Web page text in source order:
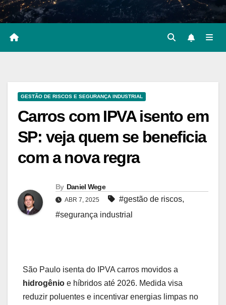
GESTÃO DE RISCOS E SEGURANÇA INDUSTRIAL
Carros com IPVA isento em
SP: veja quem se beneficia
com a nova regra
By Daniel Wege
ABR 7, 2025 #gestão de riscos,
#segurança industrial
São Paulo isenta do IPVA carros movidos a
hidrogênio e híbridos até 2026. Medida visa
reduzir poluentes e incentivar energias limpas no